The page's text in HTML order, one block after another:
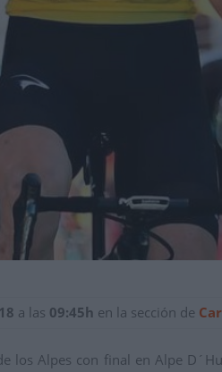
a las 09:45h en la sección de
los Alpes con final en Alpe